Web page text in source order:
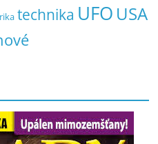
technika UFO USA